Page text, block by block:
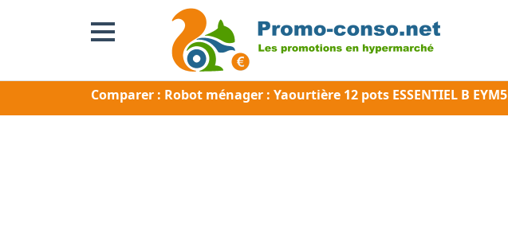
Comparer : Robot ménager : Yaourtière 12 pots ESSENTIEL B EYM5